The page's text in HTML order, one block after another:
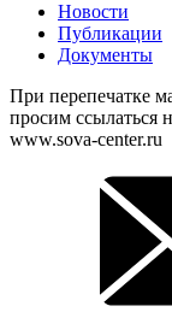
Новости
Публикации
Документы
При перепечатке
просим ссылаться
www.sova-center.ru